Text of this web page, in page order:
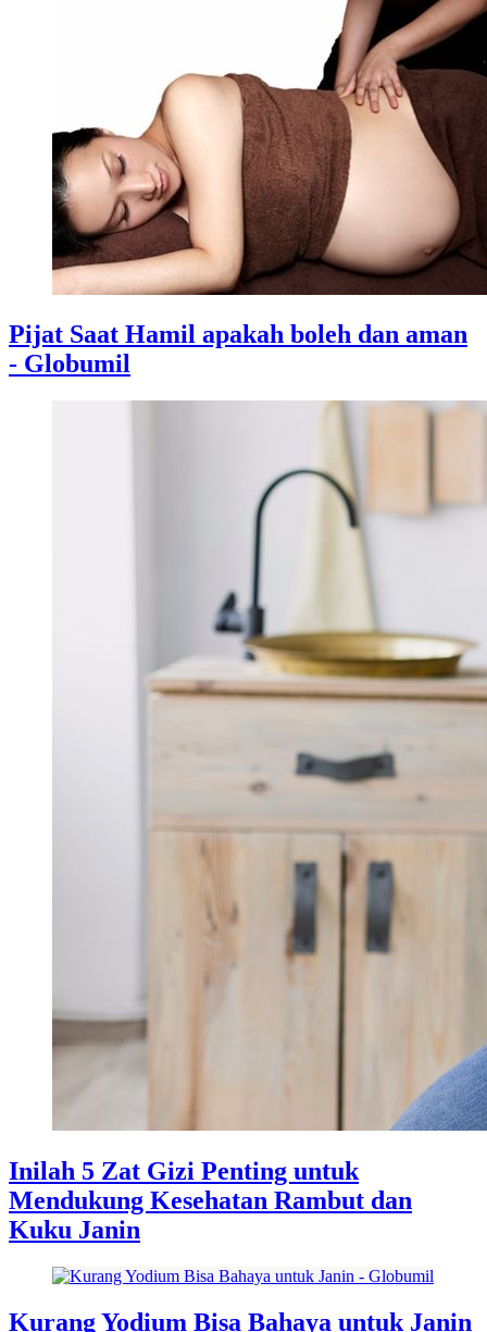
Pijat Saat Hamil apakah boleh dan aman
- Globumil
Inilah 5 Zat Gizi Penting untuk
Mendukung Kesehatan Rambut dan
Kuku Janin
Kurang Yodium Bisa Bahaya untuk Janin